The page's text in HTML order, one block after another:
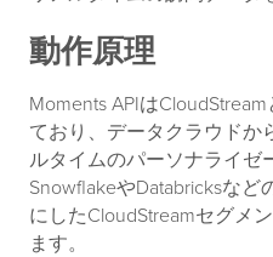
動作原理
Moments APIは
ており、データクラウドか
ルタイムのパーソナライゼ
SnowflakeやDatabricksな
にしたCloudStreamセグメ
ます。